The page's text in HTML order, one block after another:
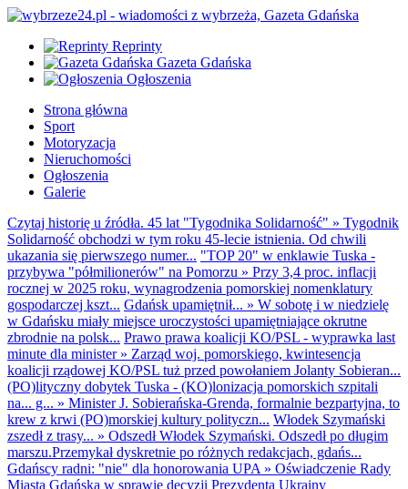
Reprinty
Gazeta Gdańska
Ogłoszenia
Strona główna
Sport
Motoryzacja
Nieruchomości
Ogłoszenia
Galerie
Czytaj historię u źródła. 45 lat "Tygodnika Solidarność" » Tygodnik
Solidarność obchodzi w tym roku 45-lecie istnienia. Od chwili
ukazania się pierwszego numer... "TOP 20" w enklawie Tuska -
przybywa "półmilionerów" na Pomorzu » Przy 3,4 proc. inflacji
rocznej w 2025 roku, wynagrodzenia pomorskiej nomenklatury
gospodarczej kszt... Gdańsk upamiętnił... » W sobotę i w niedzielę
w Gdańsku miały miejsce uroczystości upamiętniające okrutne
zbrodnie na polsk... Prawo prawa koalicji KO/PSL - wyprawka last
minute dla minister» Zarząd woj. pomorskiego, kwintesencja
koalicji rządowej KO/PSL tuż przed powołaniem Jolanty Sobieran...
(PO)lityczny dobytek Tuska - (KO)lonizacja pomorskich szpitali
na... g... » Minister J. Sobierańska-Grenda, formalnie bezpartyjna, to
krew z krwi (PO)morskiej kultury polityczn... Włodek Szymański
zszedł z trasy... » Odszedł Włodek Szymański. Odszedł po długim
marszu.Przemykał dyskretnie po różnych redakcjach, gdańs...
Gdańscy radni: "nie" dla honorowania UPA » Oświadczenie Rady
Miasta Gdańska w sprawie decyzji Prezydenta Ukrainy